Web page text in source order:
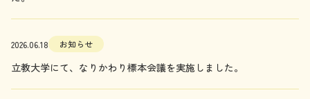
2026.06.18 お知らせ
立教大学にて、なりかわり標本会議を実施しました。